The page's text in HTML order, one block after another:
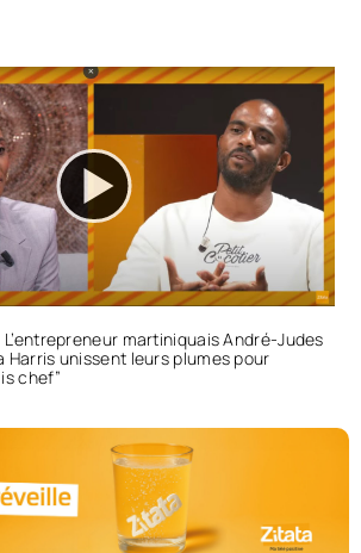
L’entrepreneur martiniquais André-Judes
Harris unissent leurs plumes pour
chef”